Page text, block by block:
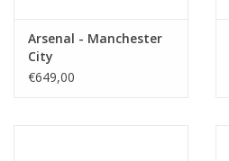
Arsenal - Manchester
City
€649,00